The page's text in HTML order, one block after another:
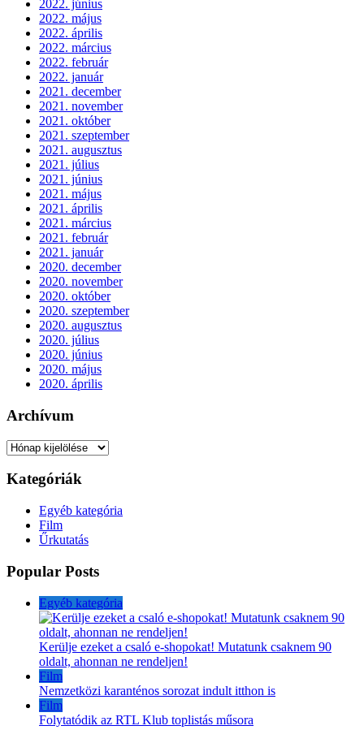
2022. június
2022. május
2022. április
2022. március
2022. február
2022. január
2021. december
2021. november
2021. október
2021. szeptember
2021. augusztus
2021. július
2021. június
2021. május
2021. április
2021. március
2021. február
2021. január
2020. december
2020. november
2020. október
2020. szeptember
2020. augusztus
2020. július
2020. június
2020. május
2020. április
Archívum
Archívum
Kategóriák
Egyéb kategória
Film
Űrkutatás
Popular Posts
Egyéb kategória
Kerülje ezeket a csaló e-shopokat! Mutatunk csaknem 90
oldalt, ahonnan ne rendeljen!
Film
Nemzetközi karanténos sorozat indult itthon is
Film
Folytatódik az RTL Klub toplistás műsora